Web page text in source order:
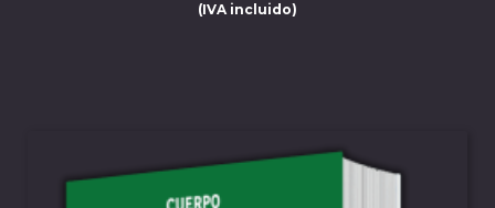
(IVA incluido)